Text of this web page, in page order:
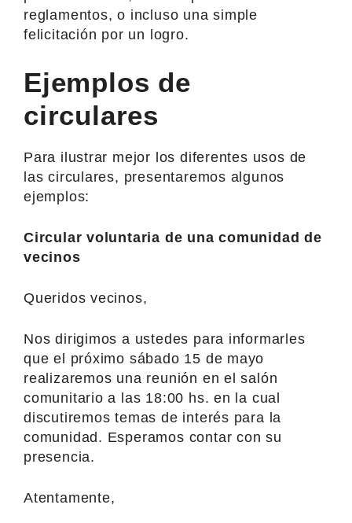
reglamentos, o incluso una simple
felicitación por un logro.
Ejemplos de
circulares
Para ilustrar mejor los diferentes usos de
las circulares, presentaremos algunos
ejemplos:
Circular voluntaria de una comunidad de
vecinos
Queridos vecinos,
Nos dirigimos a ustedes para informarles
que el próximo sábado 15 de mayo
realizaremos una reunión en el salón
comunitario a las 18:00 hs. en la cual
discutiremos temas de interés para la
comunidad. Esperamos contar con su
presencia.
Atentamente,